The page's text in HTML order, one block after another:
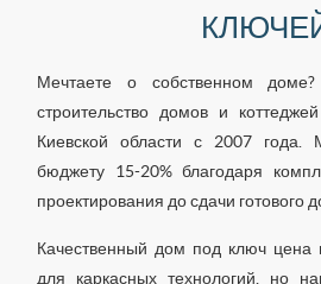
Мечтаете о собственном
строительство домов и
Киевской области с 2007
бюджету 15-20% благодаря
проектирования до сдачи готового
Качественный дом под ключ цена
для каркасных технологий, но